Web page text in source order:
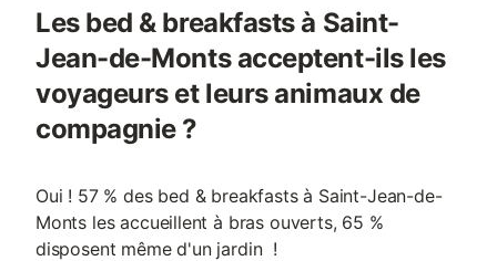
Les bed & breakfasts à Saint-
Jean-de-Monts acceptent-ils les
voyageurs et leurs animaux de
compagnie ?
Oui ! 57 % des bed & breakfasts à Saint-Jean-de-
Monts les accueillent à bras ouverts, 65 %
disposent même d'un jardin !